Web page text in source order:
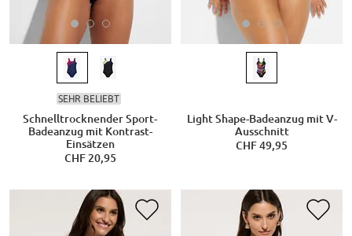
SEHR BELIEBT
Schnelltrocknender Sport-
Badeanzug mit Kontrast-
Einsätzen
CHF 20,95
Light Shape-Badeanzug mit V-
Ausschnitt
CHF 49,95